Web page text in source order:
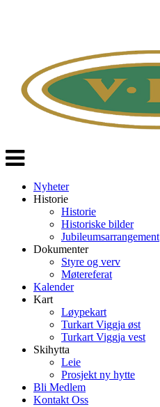
Veksle
navigasjon
Nyheter
Historie
Historie
Historiske bilder
Jubileumsarrangement
Dokumenter
Styre og verv
Møtereferat
Kalender
Kart
Løypekart
Turkart Viggja øst
Turkart Viggja vest
Skihytta
Leie
Prosjekt ny hytte
Bli Medlem
Kontakt Oss